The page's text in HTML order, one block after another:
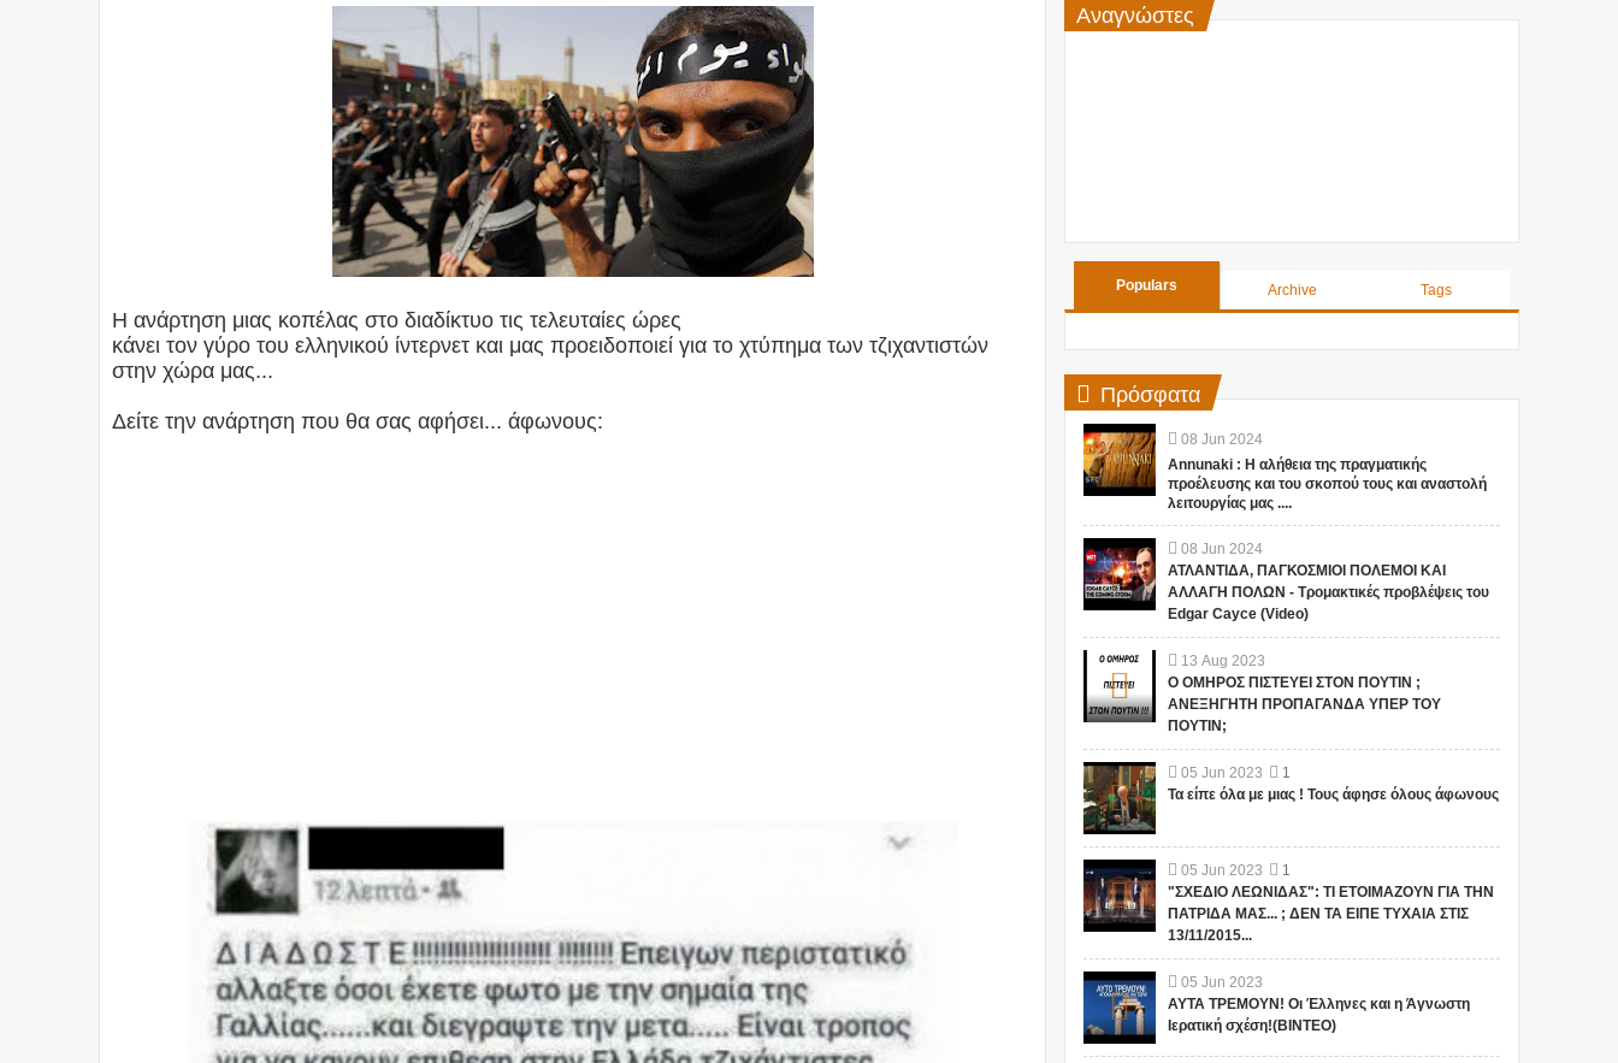
Η ανάρτηση μιας κοπέλας στο διαδίκτυο τις τελευταίες ώρες
κάνει τον γύρο του ελληνικού ίντερνετ και μας προειδοποιεί για το χτύπημα των τζιχαντιστών
στην χώρα μας...
Δείτε την ανάρτηση που θα σας αφήσει... άφωνους:
Αναγνώστες
Populars Archive Tags
Πρόσφατα
08 Jun 2024
Annunaki : Η αλήθεια της πραγματικής
προέλευσης και του σκοπού τους και αναστολή
λειτουργίας μας ....
08 Jun 2024
ΑΤΛΑΝΤΙΔΑ, ΠΑΓΚΟΣΜΙΟΙ ΠΟΛΕΜΟΙ ΚΑΙ
ΑΛΛΑΓΗ ΠΟΛΩΝ - Τρομακτικές προβλέψεις του
Edgar Cayce (Video)
13 Aug 2023
Ο ΟΜΗΡΟΣ ΠΙΣΤΕΥΕΙ ΣΤΟΝ ΠΟΥΤΙΝ ;
ΑΝΕΞΗΓΗΤΗ ΠΡΟΠΑΓΑΝΔΑ ΥΠΕΡ ΤΟΥ
ΠΟΥΤΙΝ;
05 Jun 2023
1
Τα είπε όλα με μιας ! Τους άφησε όλους άφωνους
05 Jun 2023
1
"ΣΧΕΔΙΟ ΛΕΩΝΙΔΑΣ": ΤΙ ΕΤΟΙΜΑΖΟΥΝ ΓΙΑ ΤΗΝ
ΠΑΤΡΙΔΑ ΜΑΣ... ; ΔΕΝ ΤΑ ΕΙΠΕ ΤΥΧΑΙΑ ΣΤΙΣ
13/11/2015...
05 Jun 2023
ΑΥΤΑ ΤΡΕΜΟΥΝ! Οι Έλληνες και η Άγνωστη
Ιερατική σχέση!(ΒΙΝΤΕΟ)